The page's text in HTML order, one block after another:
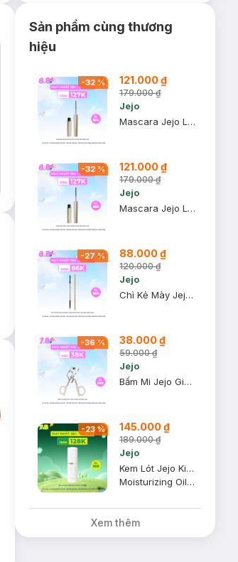
Sản phẩm cùng thương
hiệu
-32% 121.000 ₫
179.000 ₫
Jejo
Mascara Jejo Làm Cong Mi M01 Màu Đen 2.3g
-32% 121.000 ₫
179.000 ₫
Jejo
Mascara Jejo Làm Cong Mi M02 Màu Nâu 2.3g
-27 % 88.000 ₫
120.000 ₫
Jejo
Chì Kẻ Mày Jejo Không Thấm Nước Màu C01 Xám Khói 0.02g
-36 % 38.000 ₫
59.000 ₫
Jejo
Bấm Mi Jejo Giúp Uốn Cong, Giữ Nếp Lâu
-23% 145.000 ₫
189.000 ₫
Jejo
Kem Lót Jejo Kiềm Dầu Dưỡng Ẩm 15ml
Moisturizing Oil-Control Primer
Xem thêm